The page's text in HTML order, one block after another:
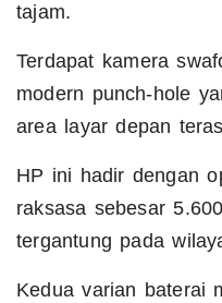
tajam.
Terdapat kamera
modern punch-hole
area layar depan
HP ini hadir dengan
raksasa sebesar
tergantung pada
Kedua varian baterai